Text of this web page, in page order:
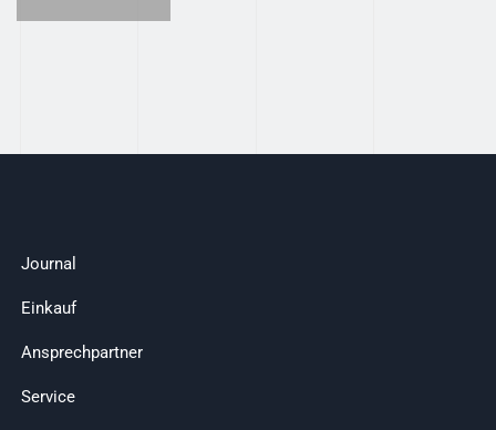
Journal
Einkauf
Ansprechpartner
Service